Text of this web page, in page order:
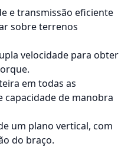
e transmissão eficiente
sobre terrenos
velocidade para obter
em todas as
capacidade de manobra
um plano vertical, com
do braço.